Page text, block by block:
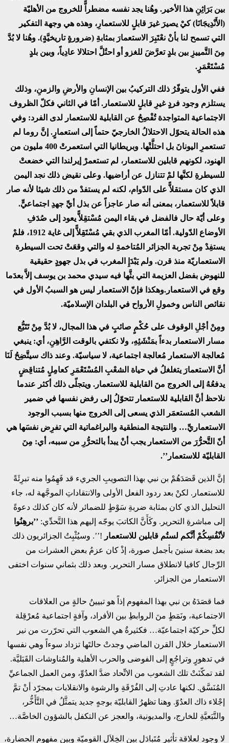
بين بَرَاثِنِ هذا الأخير. وهُنا يجد نفسه مضطراًّ للخروج من الأهليّة
(الأَنْدِيجَانَا) كيْ يصيرَ غيرَ قابلٍ للاستعمارِ، وهذه هي وجهة التفكير
التي تسمح لنا بأنْ نعْتَبِرَ الاستعمارَ بمثابةِ (ضرورةٍ تاريخيَّةٍ). وهُنا لا بُدَّ
مِنَ التَّمييزِ بين بلدٍ تعرَّضَ للغزو أو احتُلَّ احتلالا عادِياً، وبين بلدٍ
مُسْتَعْمَرٍ.
ففي الأول يتوفّرُ ذلك التركيبُ بين الإنسانِ والأرضِ والزمنِ، وذلك
يستلزم وجود فردٍ غيرِ قابلٍ للاستعمار. أمّا في الثاني فكلّ الظروف
الاجتماعية المتواجدة تُفْصِحُ عن القابلية للاستعمار لدى الفرد: وفي
هذه الحالة يتحوّل الاحتلالُ الخارجيّ حتماً إلى استعمارٍ. إنَّ روما لم
تستعمرِ اليونانَ بل احتلَّتْها. وبريطانيا التي استعمرتْ 400 مليون من
الهنود، لكونهم قابلين للاستعمار، لم تستعمرْ إيرلندا التي خضعتْ
للسيطرةِ لكنَّها لمْ تتنازل عن أراضيها. وعلى نقيض ذلك نجد اليمن
الذي كان مستقلاًّ على الدّوام، لكنه لم يستفدْ من ذلك شيئا لأنه صار
قابلاً للاستعمار، بمعنى أنه صار عاجزاً عن بذل أيِّ جهدِ اجتماعيٍّ.
وعلى أيّة حال فالفضل في بقاء اليمن مُسْتقِلاًّ يعود إلى صُدَفِ
الأوضاع الدّولية. أمّا المغرب الذي بقي مُسْتَقِلاًّ إلى غاية 1912، فلمْ
يستفِدْ مِنْ تجربة الجزائر المُتاخمةِ له والتي وقعَتْ تحت السيطرة
الاستعماريّة منذ قرن. ولم يَبْدَإِ المغرب في بذل جهودٍ حقيقية
للنهوض بفضل العزيمة التي بثَّها فيه سيدي محمد بن يوسف إلاَّ بعدَما
وقع في الاستعمار.وهكذا فإنّ الاستعمار ليس هو السببُ الأول في
نقائص الناس وخمولِ الأرواح في البلدان الإسلاميّة.
ومِنْ أجْلِ الوقوف على حُكْمٍ صائبٍ في هذا المجال، لا بُدَّ مِنْ تَتَبُّع
مسار الاستعمار بدءاً بمَنْشَئِهِ، ولا نكتفي بالوقت الرَّاهِنِ، أي: ينبغي
مُعالجة الاستعمار مُعالجة اجتماعية، لا سياسيّة. وعند ذاك سيتَّضِحُ لَنَا
أنَّ الاستعمارَ يتغلغلُ في حياة الشعْبِ المُسْتَعْمَرِ كعامِلٍ مُتناقِضٍ
يدفعُهُ إلى الخروج منَ القابلية للاستعمار. ويتجلّى ذلك أكثر عندما
نلاحظ أنَّ القابلية للاستعمار تتحوّلُ إلى رفض نفسها في ضمير
الشعب المُستعمَر الذي يسعى إلى الخروج منها بسبب الوجود
الاستعماريِّ… والنتيجة المنطقية والبراغماتية التي تفرِض نفسَها هي
أنّ التَّحرُّرَ من الاستعمار يجب أنْ يبدأ بالتحرُّرِ من سببه، أي: مِنَ
القابليّة للاستعمار’’.
إنَّ الذين قَصَدَهُمْ بن نبي بهذا التصويبِ الجريء قد فَهِمُوا منه تبرِئَةً
للاستعمار. لكنْ بعد ردود الفعل الأولى والانتقاداتِ الموجَّهة له، جاء
التحليل الذي كان بمثابة ضربةِ سَوْطٍ للضمائر لأنه كان كذلك دعوةً
إلى مباشرةِ التحرير. وكَأَنَّ الكاتبَ يوجّه إليهم هذا التَّحدِّي: ’’برهِنُوا
لأنْفُسِكُمْ أنَّكم لستُم قابلين للاستعمار !’’. وسيُثْبِتُ الجزائريون ذلك
بعد بضعة سنينَ بأجمل صورة، إذْ كان عزمُ بعض العشرات من
الرِّجال كافيا لانطلاق مسار التحرير. وبعد ذلك بثماني سنوات اختفى
الاستعمار من الجزائر.
فما قصَدَهُ بن نبي بهذا المفهوم إذاً هو تبيينُ حالةٍ من العلاقات
الاجتماعية، ونَمَطٍ منَ الروابطِ بين الأفراد، وآفةٍ اجتماعية مُعرْقِلة
لكلِّ حركيّة اجتماعيّة… فكثيرةٌ هي الشعوب التي تحرّرت من نير
الاستعمار خلال القرن الماضي وجدتْ حالتَها تزداد سوءاً وهي نفسها
في تدهورٍ وتراجُعٍ إلى الفوضى والحرب الأهلية والمُناوشات القَبَليَّة.
لقد تمكّنَتْ تلك الشعوب من الاتِّحاد ضدَّ العدُوِّ، ومن العمل الجماعيِّ
المُنَسَّق. لكنها عادتِ إلى الفُرْقَةِ والرشوة والانقلابات بمجرّد أنْ تمَّ
إجْلاء ذاك العدُوّ. وهنا تظهرُ القابليّة بوجهٍ جديد يتمثَّلُ في التَّأَخُّر،
والتَّبَعيَّةِ للخارج، والمديونية، والعجز عن التكفل بالشؤون الخاصَّة…
لا وجود لعلاقة تأثير مُتَبادَلٍ بين الخِلاَلِ القوميّة وبين مفهوم الحضارة،